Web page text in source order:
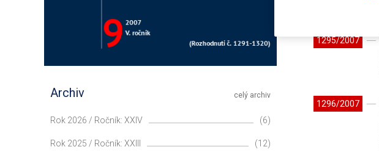
1295/2007
1296/2007
celý archiv
Archiv
Rok 2026 / Ročník: XXIV (6)
Rok 2025 / Ročník: XXIII (12)